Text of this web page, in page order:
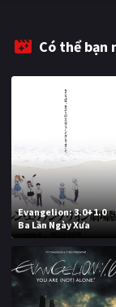
Có thể bạn
Evangelion: 3.0+1.0
Ba Lần Ngày Xưa